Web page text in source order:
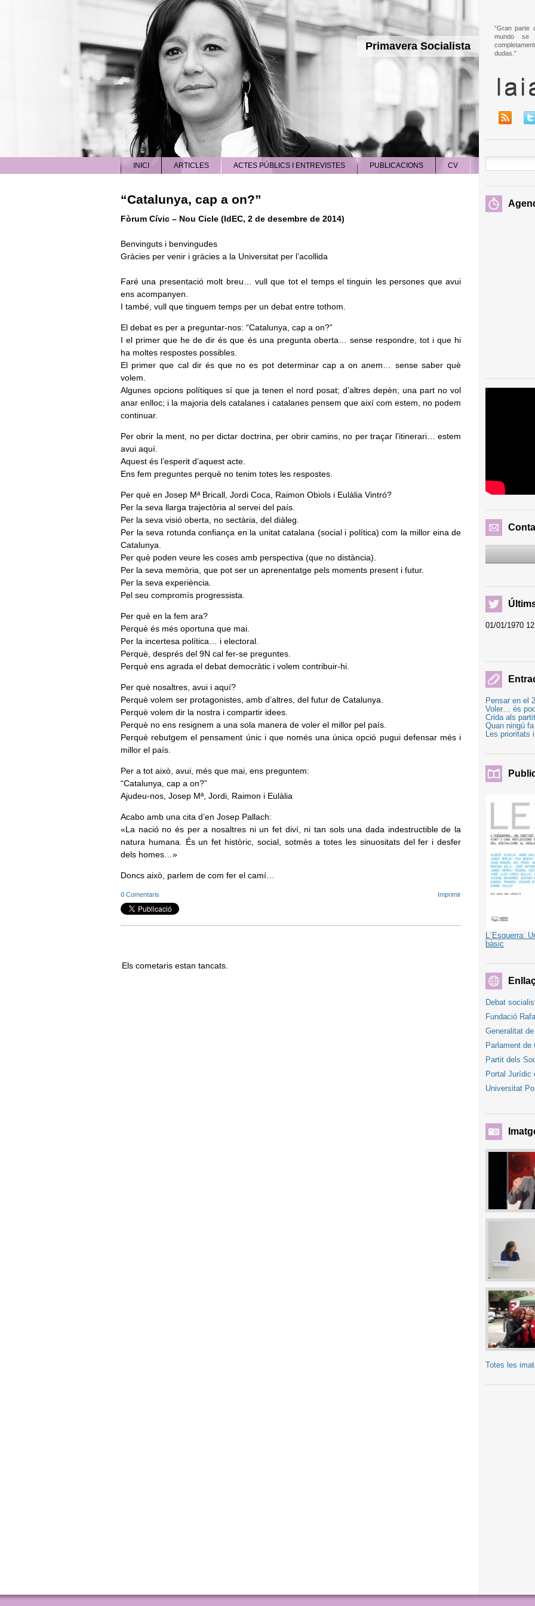
Primavera Socialista
INICI ARTICLES ACTES PÚBLICS I ENTREVISTES PUBLICACIONS CV
“Catalunya, cap a on?”
Fòrum Cívic – Nou Cicle (IdEC, 2 de desembre de 2014)
Benvinguts i benvingudes
Gràcies per venir i gràcies a la Universitat per l’acollida
Faré una presentació molt breu… vull que tot el temps el tinguin les persones que avui
ens acompanyen.
I també, vull que tinguem temps per un debat entre tothom.
El debat es per a preguntar-nos: “Catalunya, cap a on?”
I el primer que he de dir és que és una pregunta oberta… sense respondre, tot i que hi
ha moltes respostes possibles.
El primer que cal dir és que no es pot determinar cap a on anem… sense saber què
volem.
Algunes opcions polítiques sí que ja tenen el nord posat; d’altres depèn; una part no vol
anar enlloc; i la majoria dels catalanes i catalanes pensem que així com estem, no podem
continuar.
Per obrir la ment, no per dictar doctrina, per obrir camins, no per traçar l’itinerari… estem
avui aquí.
Aquest és l’esperit d’aquest acte.
Ens fem preguntes perquè no tenim totes les respostes.
Per què en Josep Mª Bricall, Jordi Coca, Raimon Obiols i Eulàlia Vintró?
Per la seva llarga trajectòria al servei del país.
Per la seva visió oberta, no sectària, del diàleg.
Per la seva rotunda confiança en la unitat catalana (social i política) com la millor eina de
Catalunya.
Per què poden veure les coses amb perspectiva (que no distància).
Per la seva memòria, que pot ser un aprenentatge pels moments present i futur.
Per la seva experiència.
Pel seu compromís progressista.
Per què en la fem ara?
Perquè és més oportuna que mai.
Per la incertesa política… i electoral.
Perquè, després del 9N cal fer-se preguntes.
Perquè ens agrada el debat democràtic i volem contribuir-hi.
Per què nosaltres, avui i aquí?
Perquè volem ser protagonistes, amb d’altres, del futur de Catalunya.
Perquè volem dir la nostra i compartir idees.
Perquè no ens resignem a una sola manera de voler el millor pel país.
Perquè rebutgem el pensament únic i que només una única opció pugui defensar més i
millor el país.
Per a tot això, avui, més que mai, ens preguntem:
“Catalunya, cap a on?”
Ajudeu-nos, Josep Mª, Jordi, Raimon i Eulàlia
Acabo amb una cita d’en Josep Pallach:
«La nació no és per a nosaltres ni un fet diví, ni tan sols una dada indestructible de la
natura humana. És un fet històric, social, sotmès a totes les sinuositats del fer i desfer
dels homes…»
Doncs això, parlem de com fer el camí…
0 Comentaris Imprimir
Els cometaris estan tancats.
“Gran parte
mundo se
dudas.”
01/01/1970
Pensar en el
Voler… és
Crida als
Quan ningú fa
Les prioritats
L´Esquerra:
bàsic
Debat
Fundació
Generalitat
Parlament de
Partit dels
Portal Jurídic
Universitat
Totes les